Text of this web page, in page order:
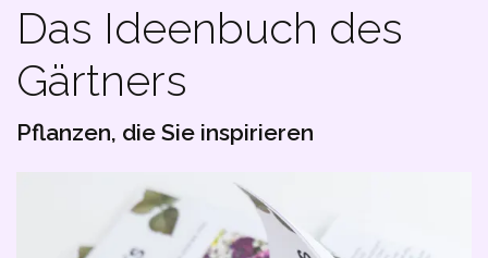
Das Ideenbuch des
Gärtners
Pflanzen, die Sie inspirieren